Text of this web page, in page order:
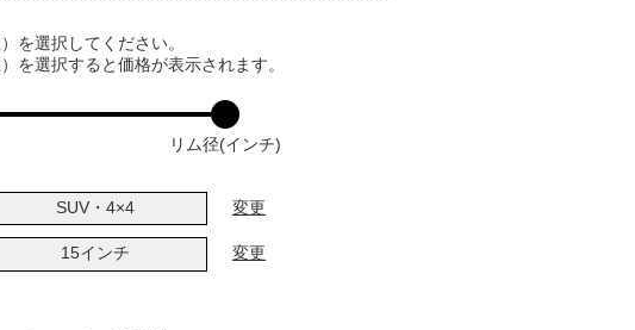
を選択してください。
を選択すると価格が表示されます。
リム径(インチ)
SUV・4×4 変更
15インチ 変更